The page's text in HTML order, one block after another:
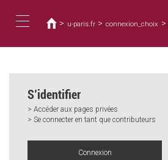
contenu
navigation
êtes
ici
> u-paris.fr > connexion_choix >
S’identifier
> Accéder aux pages privées
> Se connecter en tant que contributeurs
Connexion